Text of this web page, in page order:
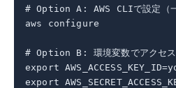
# Option A: AWS CLIで設定（一
aws configure
# Option B: 環境変数でアクセス
export
export